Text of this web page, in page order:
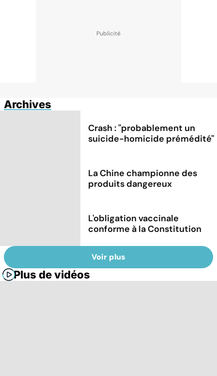
Archives
Crash : ''probablement un
suicide-homicide prémédité''
La Chine championne des
produits dangereux
L'obligation vaccinale
conforme à la Constitution
Voir plus
Plus de vidéos